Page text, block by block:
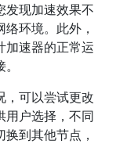
发现加速效果不
环境。此外，
加速器的正常运
，可以尝试更改
用户选择，不同
到其他节点，